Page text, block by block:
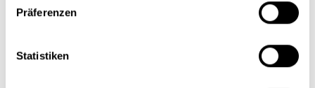
Präferenzen
Statistiken